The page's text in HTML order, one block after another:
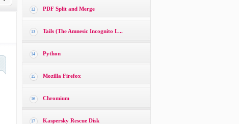
12 PDF Split and Merge
13 Tails (The Amnesic Incognito L...
14 Python
15 Mozilla Firefox
16 Chromium
17 Kaspersky Rescue Disk